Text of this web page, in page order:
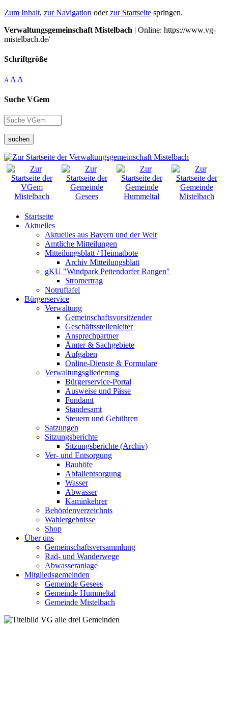
Zum Inhalt, zur Navigation oderzur Startseite springen.
Verwaltungsgemeinschaft Mistelbach | Online: https://www.vg-
mistelbach.de/
Schriftgröße
A A A
Suche VGem
suchen
Startseite
Aktuelles
Aktuelles aus Bayern und der Welt
Amtliche Mitteilungen
Mitteilungsblatt / Heimatbote
Archiv Mitteilungsblatt
gKU "Windpark Pettendorfer Rangen"
Stromertrag
Notruftafel
Bürgerservice
Verwaltung
Gemeinschaftsvorsitzender
Geschäftsstellenleiter
Ansprechpartner
Ämter & Sachgebiete
Aufgaben
Online-Dienste & Formulare
Verwaltungsgliederung
Bürgerservice-Portal
Ausweise und Pässe
Fundamt
Standesamt
Steuern und Gebühren
Satzungen
Sitzungsberichte
Sitzungsberichte (Archiv)
Ver- und Entsorgung
Bauhöfe
Abfallentsorgung
Wasser
Abwasser
Kaminkehrer
Behördenverzeichnis
Wahlergebnisse
Shop
Über uns
Gemeinschaftsversammlung
Rad- und Wanderwege
Abwasseranlage
Mitgliedsgemeinden
Gemeinde Gesees
Gemeinde Hummeltal
Gemeinde Mistelbach